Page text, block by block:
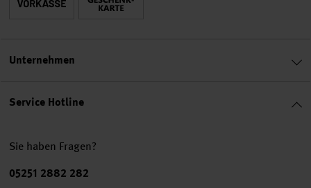
Service Hotline
Sie haben Fragen?
Telefonnummer
05251 2882 282
Unternehmen